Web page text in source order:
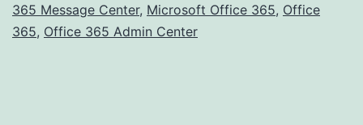
API
auf
365 Message Center, Microsoft Office 365, Office
365, Office 365 Admin Center